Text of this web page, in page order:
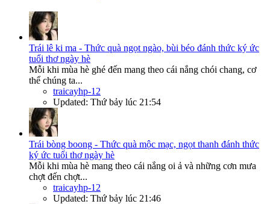
Trái lê ki ma - Thức quà ngọt ngào, bùi béo đánh thức ký ức
tuổi thơ ngày hè
Mỗi khi mùa hè ghé đến mang theo cái nắng chói chang, cơ
thể chúng ta...
traicayhp-12
Updated: Thứ bảy lúc 21:54
Trái bòng boong - Thức quà mộc mạc, ngọt thanh đánh thức
ký ức tuổi thơ ngày hè
Mỗi khi mùa hè mang theo cái nắng oi ả và những cơn mưa
chợt đến chợt...
traicayhp-12
Updated: Thứ bảy lúc 21:46